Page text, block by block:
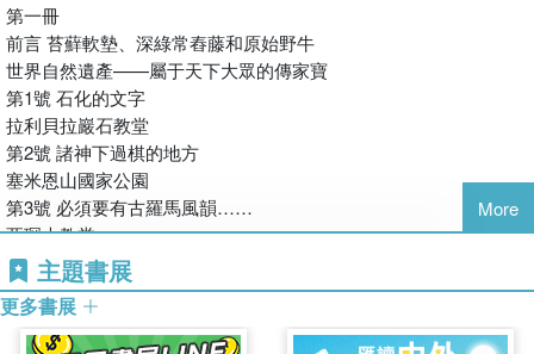
第一冊
前言 苔蘚軟墊、深綠常舂藤和原始野牛
世界自然遺產——屬于天下大眾的傳家寶
第1號 石化的文字
拉利貝拉巖石教堂
第2號 諸神下過棋的地方
塞米恩山國家公園
第3號 必須要有古羅馬風韻……
亞琛大教堂
第4號 著了魔的群島改變了人們對世界的認識
加拉帕戈斯群島國家公園
第5號 火山腳下的露天博物館
基多古城
More
主題書展
更多書展